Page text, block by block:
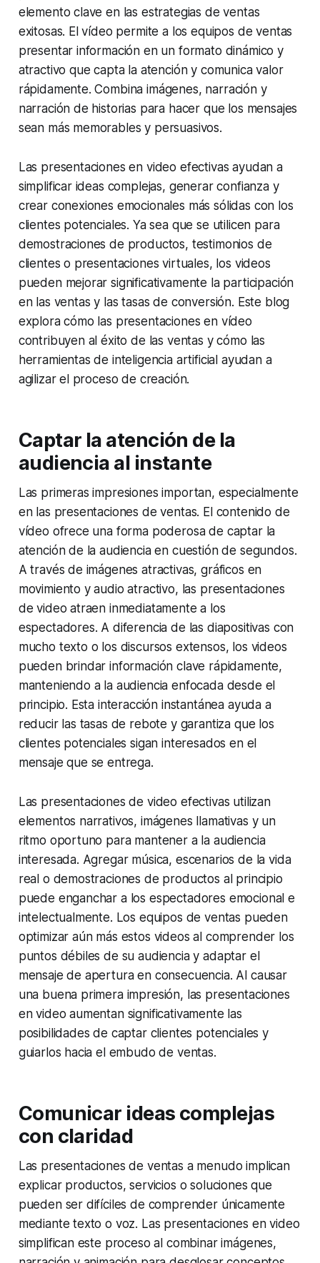
elemento clave en las estrategias de ventas
exitosas. El vídeo permite a los equipos de ventas
presentar información en un formato dinámico y
atractivo que capta la atención y comunica valor
rápidamente. Combina imágenes, narración y
narración de historias para hacer que los mensajes
sean más memorables y persuasivos.
Las presentaciones en video efectivas ayudan a
simplificar ideas complejas, generar confianza y
crear conexiones emocionales más sólidas con los
clientes potenciales. Ya sea que se utilicen para
demostraciones de productos, testimonios de
clientes o presentaciones virtuales, los videos
pueden mejorar significativamente la participación
en las ventas y las tasas de conversión. Este blog
explora cómo las presentaciones en vídeo
contribuyen al éxito de las ventas y cómo las
herramientas de inteligencia artificial ayudan a
agilizar el proceso de creación.
Captar la atención de la
audiencia al instante
Las primeras impresiones importan, especialmente
en las presentaciones de ventas. El contenido de
vídeo ofrece una forma poderosa de captar la
atención de la audiencia en cuestión de segundos.
A través de imágenes atractivas, gráficos en
movimiento y audio atractivo, las presentaciones
de video atraen inmediatamente a los
espectadores. A diferencia de las diapositivas con
mucho texto o los discursos extensos, los videos
pueden brindar información clave rápidamente,
manteniendo a la audiencia enfocada desde el
principio. Esta interacción instantánea ayuda a
reducir las tasas de rebote y garantiza que los
clientes potenciales sigan interesados ​​en el
mensaje que se entrega.
Las presentaciones de video efectivas utilizan
elementos narrativos, imágenes llamativas y un
ritmo oportuno para mantener a la audiencia
interesada. Agregar música, escenarios de la vida
real o demostraciones de productos al principio
puede enganchar a los espectadores emocional e
intelectualmente. Los equipos de ventas pueden
optimizar aún más estos videos al comprender los
puntos débiles de su audiencia y adaptar el
mensaje de apertura en consecuencia. Al causar
una buena primera impresión, las presentaciones
en video aumentan significativamente las
posibilidades de captar clientes potenciales y
guiarlos hacia el embudo de ventas.
Comunicar ideas complejas
con claridad
Las presentaciones de ventas a menudo implican
explicar productos, servicios o soluciones que
pueden ser difíciles de comprender únicamente
mediante texto o voz. Las presentaciones en video
simplifican este proceso al combinar imágenes,